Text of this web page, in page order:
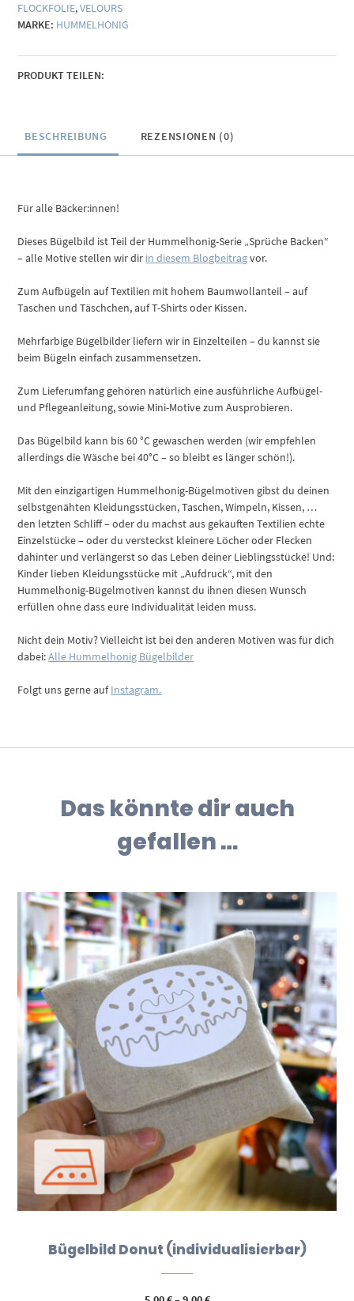
FLOCKFOLIE,VELOURS
MARKE: HUMMELHONIG
PRODUKT TEILEN:
BESCHREIBUNG REZENSIONEN (0)
Für alle Bäcker:innen!
Dieses Bügelbild ist Teil der Hummelhonig-Serie „Sprüche Backen“
– alle Motive stellen wir dir in diesem Blogbeitragvor.
Zum Aufbügeln auf Textilien mit hohem Baumwollanteil – auf
Taschen und Täschchen, auf T-Shirts oder Kissen.
Mehrfarbige Bügelbilder liefern wir in Einzelteilen – du kannst sie
beim Bügeln einfach zusammensetzen.
Zum Lieferumfang gehören natürlich eine ausführliche Aufbügel-
und Pflegeanleitung, sowie Mini-Motive zum Ausprobieren.
Das Bügelbild kann bis 60 °C gewaschen werden (wir empfehlen
allerdings die Wäsche bei 40°C – so bleibt es länger schön!).
Mit den einzigartigen Hummelhonig-Bügelmotiven gibst du deinen
selbstgenähten Kleidungsstücken, Taschen, Wimpeln, Kissen, …
den letzten Schliff – oder du machst aus gekauften Textilien echte
Einzelstücke – oder du versteckst kleinere Löcher oder Flecken
dahinter und verlängerst so das Leben deiner Lieblingsstücke! Und:
Kinder lieben Kleidungsstücke mit „Aufdruck“, mit den
Hummelhonig-Bügelmotiven kannst du ihnen diesen Wunsch
erfüllen ohne dass eure Individualität leiden muss.
Nicht dein Motiv? Vielleicht ist bei den anderen Motiven was für dich
dabei:Alle Hummelhonig Bügelbilder
Folgt uns gerne aufInstagram.
Das könnte dir auch
gefallen …
Bügelbild Donut (individualisierbar)